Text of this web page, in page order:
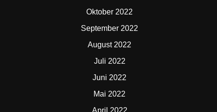
Oktober 2022
September 2022
August 2022
Juli 2022
Juni 2022
Mai 2022
April 2022